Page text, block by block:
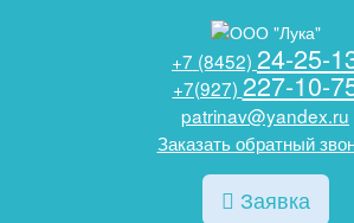
+7 (8452) 24-25-
+7(927) 227-10-
patrinav@yandex.ru
Заказать обратный
Заявка